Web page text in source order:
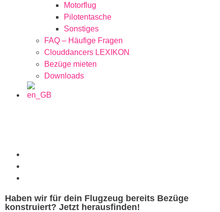
Motorflug
Pilotentasche
Sonstiges
FAQ – Häufige Fragen
Clouddancers LEXIKON
Bezüge mieten
Downloads
Haben wir für dein Flugzeug bereits Bezüge
konstruiert? Jetzt herausfinden!